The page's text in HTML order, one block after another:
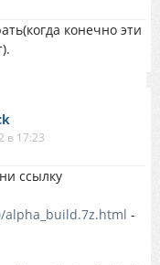
конечно эти
в 17:23
ссылку
-